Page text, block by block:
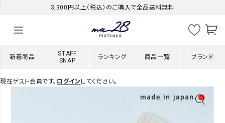
3,300円以上（税込）のご購入で全品送料無料
新着商品
STAFF
SNAP
ランキング 商品一覧 ブランド
現在ゲスト会員です。 ログインしてください。